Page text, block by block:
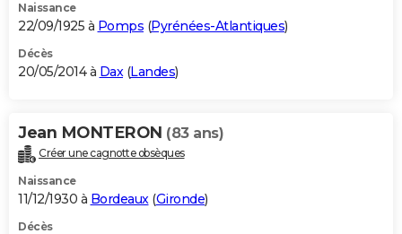
Naissance
22/09/1925 à Pomps (Pyrénées-Atlantiques)
Décès
20/05/2014 à Dax(Landes)
Jean MONTERON (83 ans)
Créer une cagnotte obsèques
Naissance
11/12/1930 à Bordeaux(Gironde)
Décès